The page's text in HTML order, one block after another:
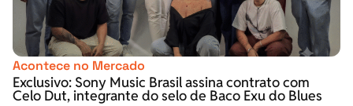
Acontece no Mercado
Exclusivo: Sony Music Brasil assina contrato com
Celo Dut, integrante do selo de Baco Exu do Blues